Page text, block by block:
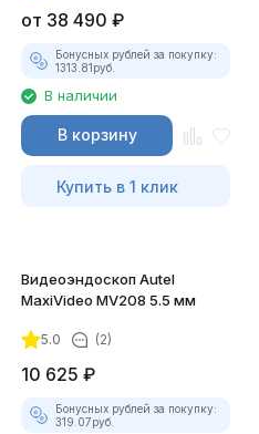
от 38 490 ₽
Бонусных рублей за покупку:
1313.81руб.
В наличии
В корзину
Купить в 1 клик
Видеоэндоскоп Autel
MaxiVideo MV208 5.5 мм
5.0 (2)
10 625 ₽
Бонусных рублей за покупку:
319.07руб.